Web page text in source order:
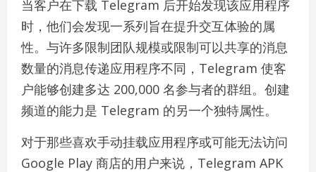
当客户在下载 Telegram 后开始发现该应用程序
时，他们会发现一系列旨在提升交互体验的属
性。与许多限制团队规模或限制可以共享的消息
数量的消息传递应用程序不同，Telegram 使客
户能够创建多达 200,000 名参与者的群组。创建
频道的能力是 Telegram 的另一个独特属性。
对于那些喜欢手动挂载应用程序或可能无法访问
Google Play 商店的用户来说，Telegram APK